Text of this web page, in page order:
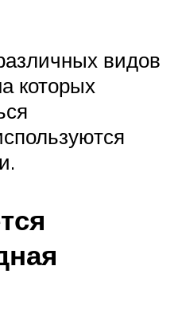
видов
которых